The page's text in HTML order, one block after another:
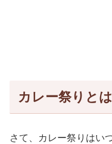
カレー祭りとは
さて、カレー祭りはい